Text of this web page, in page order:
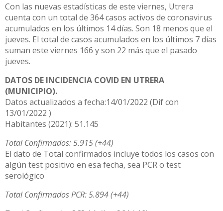
Con las nuevas estadísticas de este viernes, Utrera
cuenta con un total de 364 casos activos de coronavirus
acumulados en los últimos 14 días. Son 18 menos que el
jueves. El total de casos acumulados en los últimos 7 días
suman este viernes 166 y son 22 más que el pasado
jueves.
DATOS DE INCIDENCIA COVID EN UTRERA
(MUNICIPIO).
Datos actualizados a fecha:14/01/2022 (Dif con
13/01/2022 )
Habitantes (2021): 51.145
Total Confirmados: 5.915 (+44)
El dato de Total confirmados incluye todos los casos con
algún test positivo en esa fecha, sea PCR o test
serológico
Total Confirmados PCR: 5.894 (+44)